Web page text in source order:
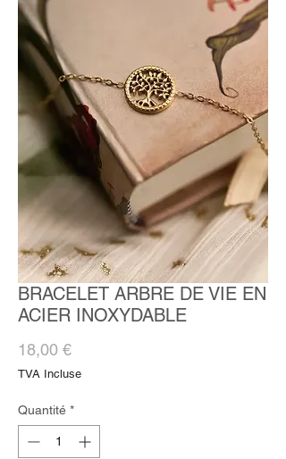
BRACELET ARBRE DE VIE EN
ACIER INOXYDABLE
18,00 €Prix
TVA Incluse
Quantité *